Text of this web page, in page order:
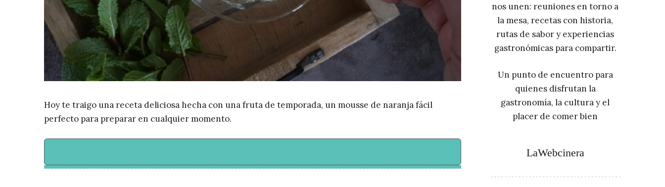
Hoy te traigo una receta deliciosa hecha con una fruta de temporada, un mousse de naranja fácil
perfecto para preparar en cualquier momento.
nos unen: reuniones en torno a
la mesa, recetas con historia,
rutas de sabor y experiencias
gastronómicas para compartir.
Un punto de encuentro para
quienes disfrutan la
gastronomía, la cultura y el
placer de comer bien
LaWebcinera